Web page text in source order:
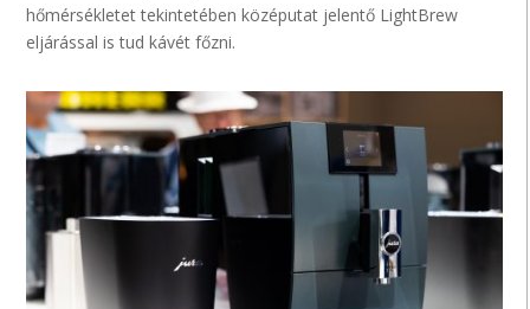
hőmérsékletet tekintetében középutat jelentő LightBrew
eljárással is tud kávét főzni.